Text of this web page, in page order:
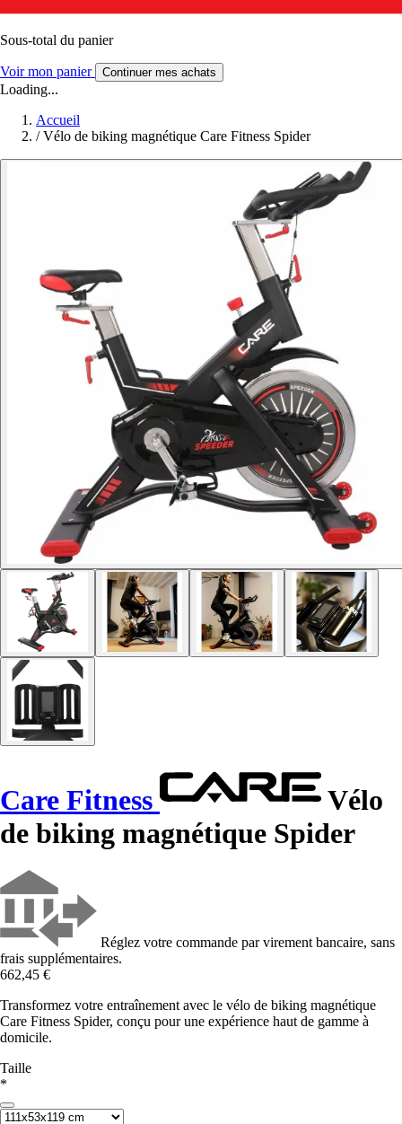
Sous-total du panier
Voir mon panier Continuer mes achats
Loading...
Accueil
/ Vélo de biking magnétique Care Fitness Spider
Care Fitness
Vélo
de biking magnétique Spider
Réglez votre commande par virement bancaire, sans
frais supplémentaires.
662,45 €
Transformez votre entraînement avec le vélo de biking magnétique
Care Fitness Spider, conçu pour une expérience haut de gamme à
domicile.
Taille
*